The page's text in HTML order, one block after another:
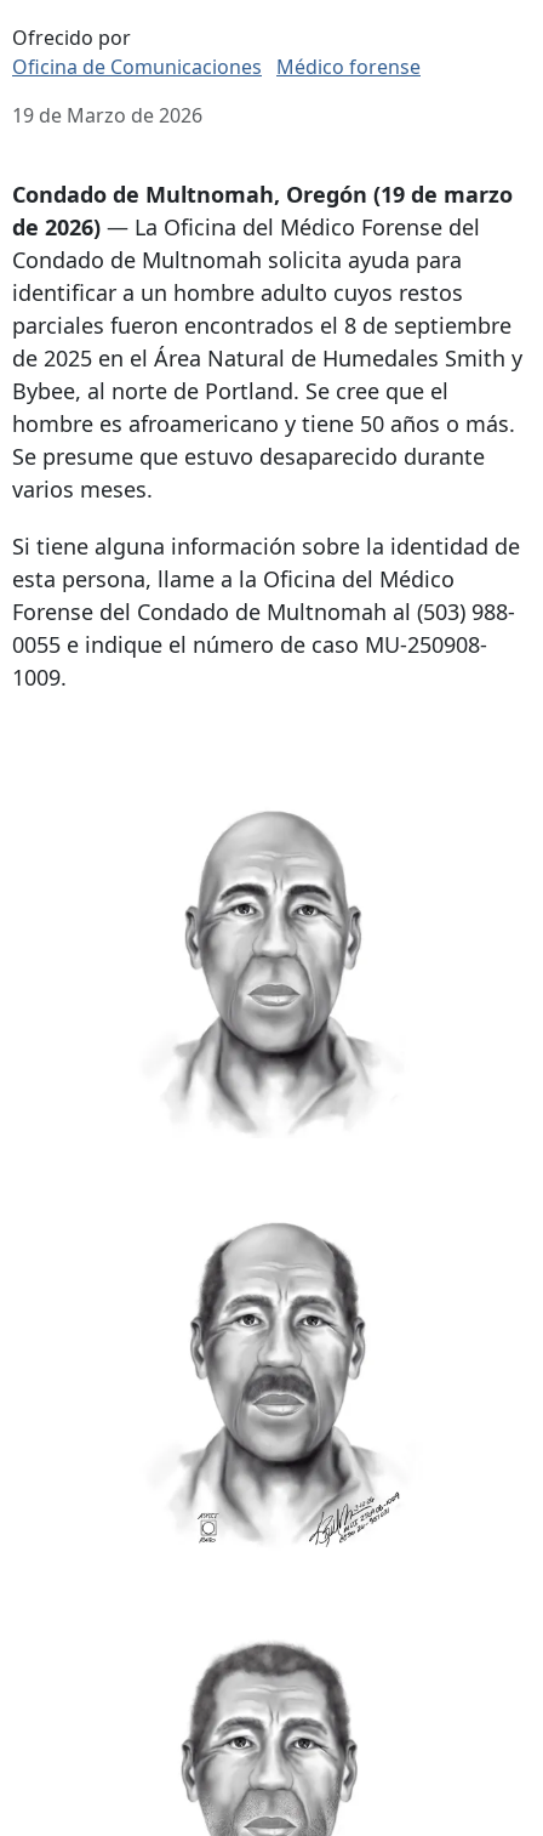
Ofrecido por
Oficina de Comunicaciones
Médico forense
19 de Marzo de 2026
Condado de Multnomah, Oregón (19 de marzo
de 2026) — La Oficina del Médico Forense del
Condado de Multnomah solicita ayuda para
identificar a un hombre adulto cuyos restos
parciales fueron encontrados el 8 de septiembre
de 2025 en el Área Natural de Humedales Smith y
Bybee, al norte de Portland. Se cree que el
hombre es afroamericano y tiene 50 años o más.
Se presume que estuvo desaparecido durante
varios meses.
Si tiene alguna información sobre la identidad de
esta persona, llame a la Oficina del Médico
Forense del Condado de Multnomah al (503) 988-
0055 e indique el número de caso MU-250908-
1009.